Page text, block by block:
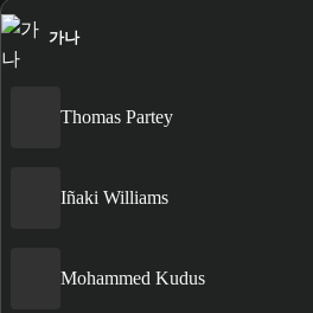
가나
Thomas Partey
Iñaki Williams
Mohammed Kudus